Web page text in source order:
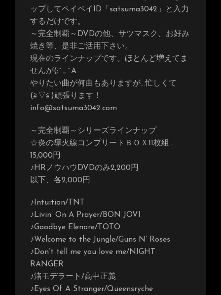
ップしてペイペイID「satsuma3042」と入力
するだけです。
～完全制覇～DVDの他、サツマスク、お好み
焼き等、是非ご活用下さい。
現在のラインナップです。ほとんど増えてま
せんが(;^_^A
やりたい曲が何曲もありますが…忙しくて
(≧▽≦)頑張ります！
info@satsuma3042.com
～完全制覇～シリーズラインナップ
☆炎の導火線コンプリートＢＯＸ11枚組…
15,000円
♪HRノウハウDVDのみ2,200円
以下、各2,000円
♪Intuition/TNT
♪Livin’ On A Prayer/BON JOVI
♪Goodbye Elenore/TOTO
♪Welcome to the Jungle/Guns N’ Roses
♪Don’t tell me you love me/NIGHT
RANGER
♪渚モデラート/高中正義
♪Eyes Of A Stranger/Queensryche